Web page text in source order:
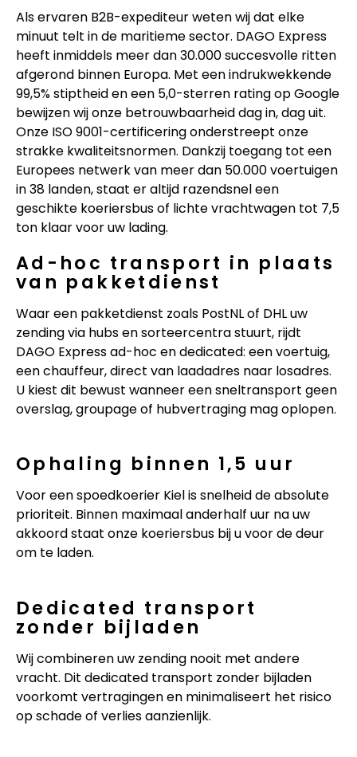
Als ervaren B2B-expediteur weten wij dat elke
minuut telt in de maritieme sector. DAGO Express
heeft inmiddels meer dan 30.000 succesvolle ritten
afgerond binnen Europa. Met een indrukwekkende
99,5% stiptheid en een 5,0-sterren rating op Google
bewijzen wij onze betrouwbaarheid dag in, dag uit.
Onze ISO 9001-certificering onderstreept onze
strakke kwaliteitsnormen. Dankzij toegang tot een
Europees netwerk van meer dan 50.000 voertuigen
in 38 landen, staat er altijd razendsnel een
geschikte koeriersbus of lichte vrachtwagen tot 7,5
ton klaar voor uw lading.
Ad-hoc transport in plaats
van pakketdienst
Waar een pakketdienst zoals PostNL of DHL uw
zending via hubs en sorteercentra stuurt, rijdt
DAGO Express ad-hoc en dedicated: een voertuig,
een chauffeur, direct van laadadres naar losadres.
U kiest dit bewust wanneer een sneltransport geen
overslag, groupage of hubvertraging mag oplopen.
Ophaling binnen 1,5 uur
Voor een spoedkoerier Kiel is snelheid de absolute
prioriteit. Binnen maximaal anderhalf uur na uw
akkoord staat onze koeriersbus bij u voor de deur
om te laden.
Dedicated transport
zonder bijladen
Wij combineren uw zending nooit met andere
vracht. Dit dedicated transport zonder bijladen
voorkomt vertragingen en minimaliseert het risico
op schade of verlies aanzienlijk.